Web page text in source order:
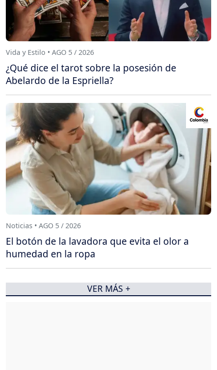
Vida y Estilo • AGO 5 / 2026
¿Qué dice el tarot sobre la posesión de
Abelardo de la Espriella?
Noticias • AGO 5 / 2026
El botón de la lavadora que evita el olor a
humedad en la ropa
VER MÁS +